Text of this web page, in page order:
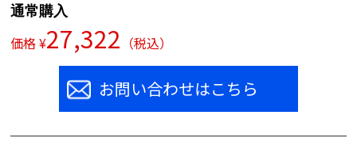
通常購入
価格 ¥27,322 （税込）
お問い合わせはこちら